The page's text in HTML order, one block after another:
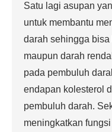
Satu lagi asupan
untuk membantu
darah sehingga
maupun darah
pada pembuluh
endapan kolesterol
pembuluh darah.
meningkatkan